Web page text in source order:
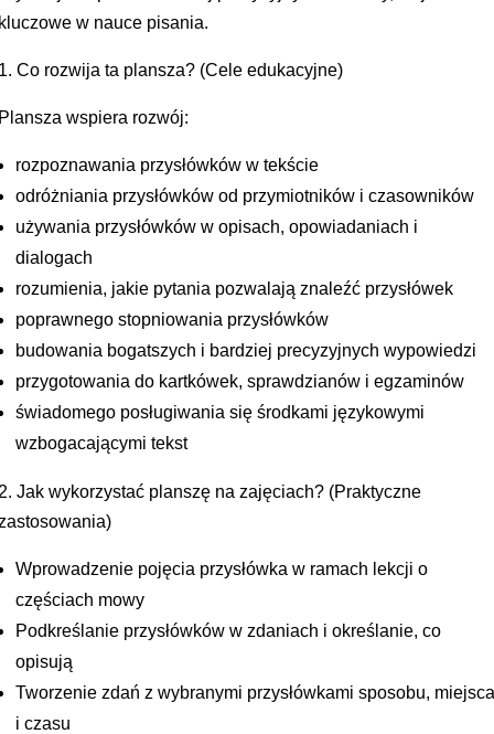
w nauce pisania.
Co rozwija ta plansza? (Cele edukacyjne)
wspiera rozwój:
rozpoznawania przysłówków w tekście
odróżniania przysłówków od przymiotników i czasowników
używania przysłówków w opisach, opowiadaniach i
dialogach
rozumienia, jakie pytania pozwalają znaleźć przysłówek
poprawnego stopniowania przysłówków
budowania bogatszych i bardziej precyzyjnych wypowiedzi
przygotowania do kartkówek, sprawdzianów i egzaminów
świadomego posługiwania się środkami językowymi
wzbogacającymi tekst
Jak wykorzystać planszę na zajęciach? (Praktyczne
Wprowadzenie pojęcia przysłówka w ramach lekcji o
częściach mowy
Podkreślanie przysłówków w zdaniach i określanie, co
opisują
Tworzenie zdań z wybranymi przysłówkami sposobu,
i czasu